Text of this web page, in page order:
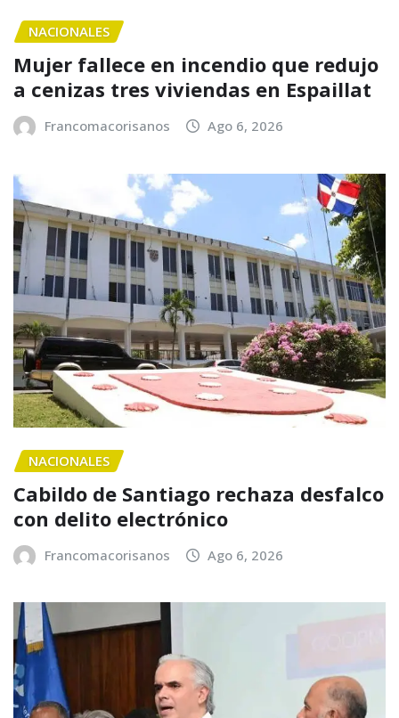
NACIONALES
Mujer fallece en incendio que redujo
a cenizas tres viviendas en Espaillat
Francomacorisanos Ago 6, 2026
NACIONALES
Cabildo de Santiago rechaza desfalco
con delito electrónico
Francomacorisanos Ago 6, 2026